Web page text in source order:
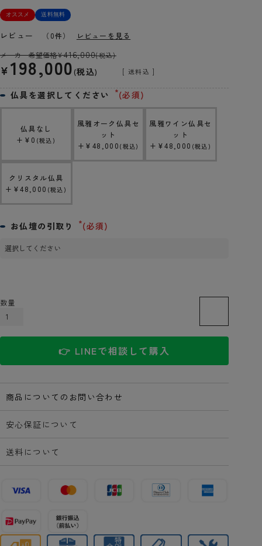
オススメ 送料無料
レビュー （0件）
レビューを見る
メーカー希望価格¥416,000(税込)
¥ 198,000 税込 送料込
お仏壇の引取り (必須)
仏具を選択してください (必須)
仏具なし
+ ¥ 0 税込
風雅オーク仏具セ
ット
+ ¥ 48,000 税込
風雅ワイン仏具セ
ット
+ ¥48,000 税込
クリスタル仏具
+ ¥48,000 税込
👉 LINEで相談して購入
商品についてのお問い合わせ
安心保証について
送料について